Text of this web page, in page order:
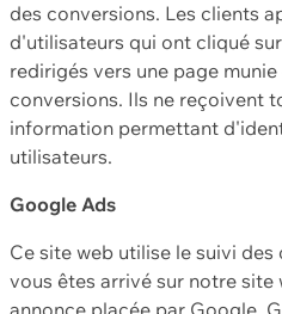
des conversions. Les clients
d'utilisateurs qui ont cliqué
redirigés vers une page
conversions. Ils ne reçoivent
information permettant
utilisateurs.
Google Ads
Ce site web utilise le suivi
vous êtes arrivé sur notre site